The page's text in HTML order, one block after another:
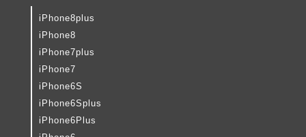
iPhone8plus
iPhone8
iPhone7plus
iPhone7
iPhone6S
iPhone6Splus
iPhone6Plus